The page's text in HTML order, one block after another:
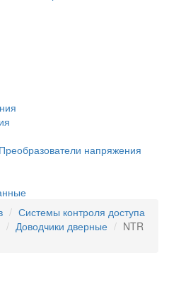
Преобразователи напряжения
Системы контроля доступа
Доводчики дверные
NTR